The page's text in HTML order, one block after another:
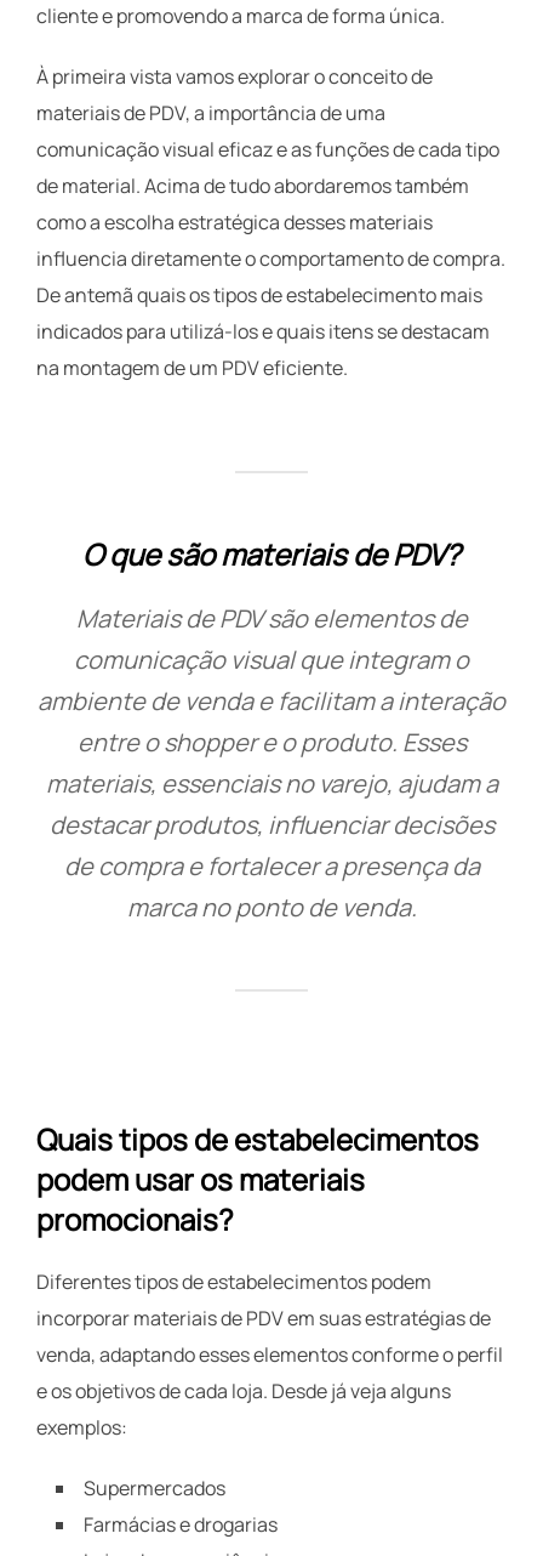
cliente e promovendo a marca de forma única.
À primeira vista vamos explorar o conceito de
materiais de PDV, a importância de uma
comunicação visual eficaz e as funções de cada tipo
de material. Acima de tudo abordaremos também
como a escolha estratégica desses materiais
influencia diretamente o comportamento de compra.
De antemã quais os tipos de estabelecimento mais
indicados para utilizá-los e quais itens se destacam
na montagem de um PDV eficiente.
O que são materiais de PDV?
Materiais de PDV são elementos de
comunicação visual que integram o
ambiente de venda e facilitam a interação
entre o shopper e o produto. Esses
materiais, essenciais no varejo, ajudam a
destacar produtos, influenciar decisões
de compra e fortalecer a presença da
marca no ponto de venda.
Quais tipos de estabelecimentos
podem usar os materiais
promocionais?
Diferentes tipos de estabelecimentos podem
incorporar materiais de PDV em suas estratégias de
venda, adaptando esses elementos conforme o perfil
e os objetivos de cada loja. Desde já veja alguns
exemplos:
Supermercados
Farmácias e drogarias